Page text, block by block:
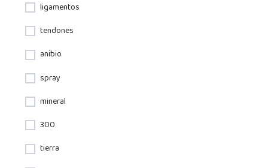
ligamentos
tendones
anibio
spray
mineral
300
tierra